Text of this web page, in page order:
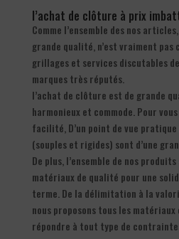
l’achat de clôture à prix
Comme l’ensemble des nos
grande qualité, n’est vraiment pas
grillages et services discutables
marques très réputés.
l’achat de clôture est de grande
harmonieux et commode. Pour
facilité, D’un point de vue
(souples et rigides) sont d’une
De plus, l’ensemble de nos
matériaux de qualité pour une
terme. De la délimitation à la
nous proposons tous les
répondre à tout type de